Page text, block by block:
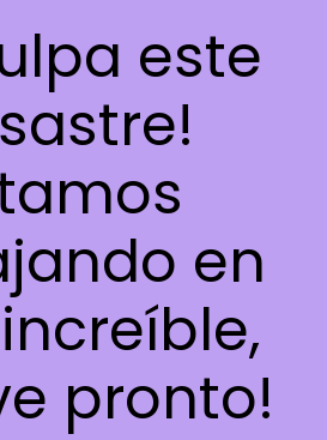
este
en
pronto!